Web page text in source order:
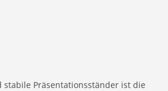
stabile Präsentationsständer ist die